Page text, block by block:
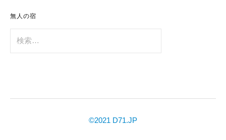
無人の宿
索:
©2021 D71.JP